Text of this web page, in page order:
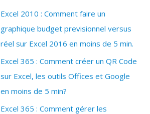
Excel 2010 : Comment faire un
graphique budget previsionnel versus
réel sur Excel 2016 en moins de 5 min.
Excel 365 : Comment créer un QR Code
sur Excel, les outils Offices et Google
en moins de 5 min?
Excel 365 : Comment gérer les